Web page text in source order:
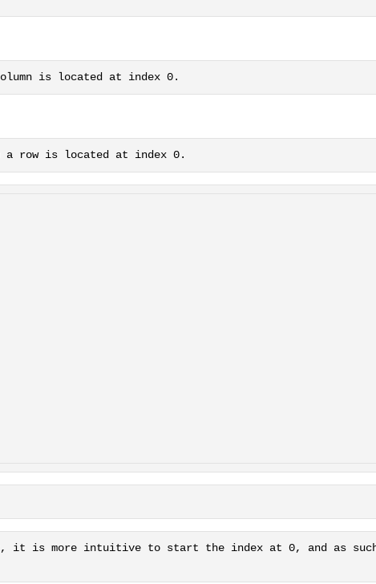
is located at index 0.
row is located at index 0.
it is more intuitive to start the index at 0, and as